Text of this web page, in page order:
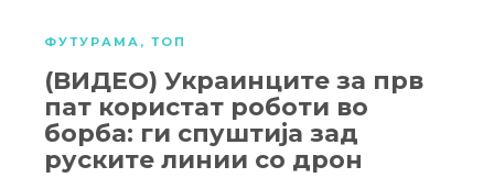
ФУТУРАМА , ТОП
(ВИДЕО) Украинците за прв
пат користат роботи во
борба: ги спуштија зад
руските линии со дрон